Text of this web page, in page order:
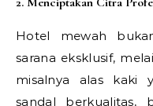
Hotel mewah
sarana eksklusif,
misalnya alas kaki
sandal berkualitas,